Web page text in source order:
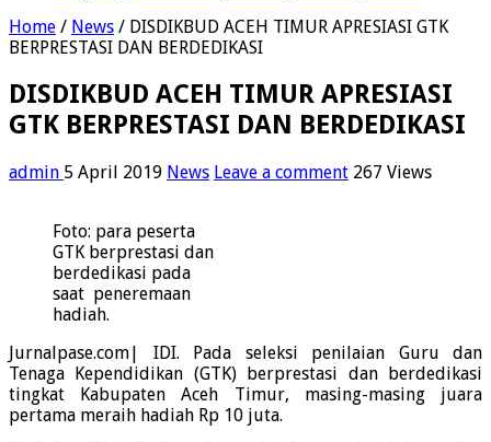
Home / News / DISDIKBUD ACEH TIMUR APRESIASI GTK
BERPRESTASI DAN BERDEDIKASI
DISDIKBUD ACEH TIMUR APRESIASI
GTK BERPRESTASI DAN BERDEDIKASI
admin 5 April 2019 News Leave a comment 267 Views
Foto: para peserta
GTK berprestasi dan
berdedikasi pada
saat peneremaan
hadiah.
Jurnalpase.com| IDI. Pada seleksi penilaian Guru dan
Tenaga Kependidikan (GTK) berprestasi dan berdedikasi
tingkat Kabupaten Aceh Timur, masing-masing juara
pertama meraih hadiah Rp 10 juta.